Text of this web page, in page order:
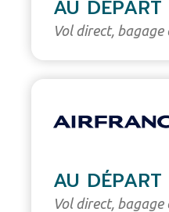
AU
Vol direct, bagage
AU
Vol direct, bagage